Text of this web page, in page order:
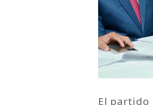
El partido